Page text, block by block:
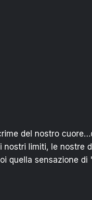
del nostro
limiti, le nostre
quella sensazione